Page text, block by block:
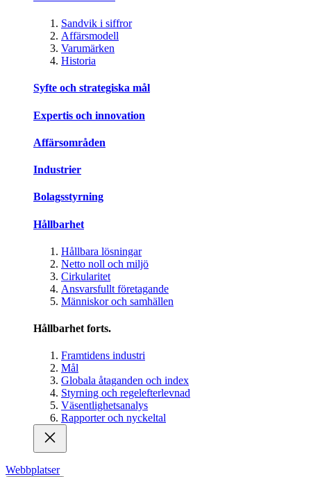
Sandvik i siffror
Affärsmodell
Varumärken
Historia
Syfte och strategiska mål
Expertis och innovation
Affärsområden
Industrier
Bolagsstyrning
Hållbarhet
Hållbara lösningar
Netto noll och miljö
Cirkularitet
Ansvarsfullt företagande
Människor och samhällen
Hållbarhet forts.
Framtidens industri
Mål
Globala åtaganden och index
Styrning och regelefterlevnad
Väsentlighetsanalys
Rapporter och nyckeltal
Webbplatser